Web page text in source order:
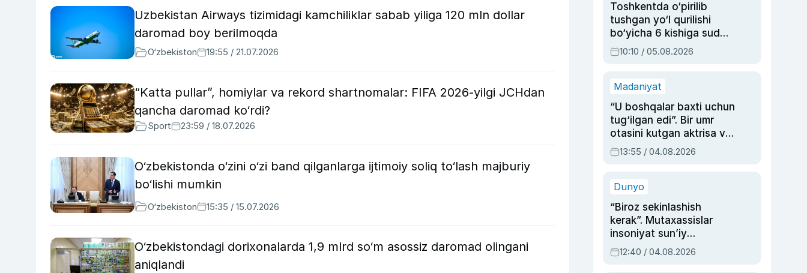
Uzbekistan Airways tizimidagi kamchiliklar sabab yiliga 120 mln dollar
daromad boy berilmoqda
O‘zbekiston 19:55 / 21.07.2026
“Katta pullar”, homiylar va rekord shartnomalar: FIFA 2026-yilgi JCHdan
qancha daromad ko‘rdi?
Sport 23:59 / 18.07.2026
O‘zbekistonda o‘zini o‘zi band qilganlarga ijtimoiy soliq to‘lash majburiy
bo‘lishi mumkin
O‘zbekiston 15:35 / 15.07.2026
O‘zbekistondagi dorixonalarda 1,9 mlrd so‘m asossiz daromad olingani
aniqlandi
Toshkentda o‘pirilib
tushgan yo‘l qurilishi
bo‘yicha 6 kishiga sud
hukmi o‘qildi
10:10 / 05.08.2026
Madaniyat
“U boshqalar baxti uchun
tug‘ilgan edi”. Bir umr
otasini kutgan aktrisa va
dublyaj ustasi Rimma
Ahmedovaning
13:55 / 04.08.2026
Dunyo
“Biroz sekinlashish
kerak”. Mutaxassislar
insoniyat sun’iy
intellektni boshqara
olmay qolishidan xavotir
12:40 / 04.08.2026